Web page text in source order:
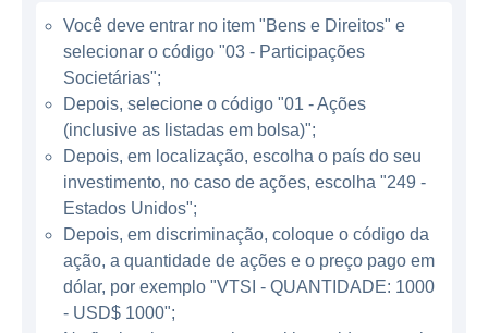
suporte. A empresa ganha dinheiro por meio
da venda direta de suas plataformas, além
de oferecer serviços de atualização e
manutenção. O foco principal está em
atender instituições governamentais,
agências de aplicação da lei e militares, além
de empresas privadas que buscam capacitar
suas equipes em gerenciamento de
emergência e segurança.
ATUAÇÃO DA VIRTRA
Você deve entrar no item "Bens e Direitos" e
selecionar o código "03 - Participações
Societárias";
Depois, selecione o código "01 - Ações
(inclusive as listadas em bolsa)";
Depois, em localização, escolha o país do seu
investimento, no caso de ações, escolha "249 -
Estados Unidos";
Depois, em discriminação, coloque o código da
ação, a quantidade de ações e o preço pago em
dólar, por exemplo "VTSI - QUANTIDADE: 1000
- USD$ 1000";